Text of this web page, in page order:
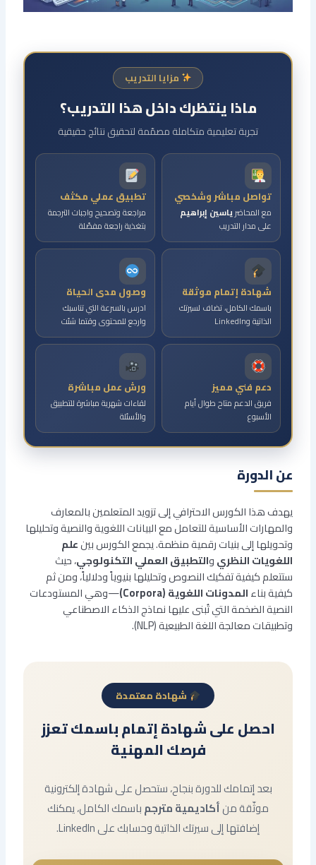
مزايا التدريب
ماذا ينتظرك داخل هذا التدريب؟
تجربة تعليمية متكاملة مصمّمة لتحقيق نتائج حقيقية
تواصل مباشر وشخصي
مع المحاضرياسين إبراهيم
على مدار التدريب
تطبيق عملي مكثف
مراجعة وتصحيح واجبات الترجمة
بتغذية راجعة مفصّلة
شهادة إتمام موثقة
باسمك الكامل، تضاف لسيرتك
الذاتية وLinkedIn
وصول مدى الحياة
ادرس بالسرعة التي تناسبك
وارجع للمحتوى وقتما شئت
دعم فني مميز
فريق الدعم متاح طوال أيام
الأسبوع
ورش عمل مباشرة
لقاءات شهرية مباشرة للتطبيق
والأسئلة
عن الدورة
يهدف هذا الكورس الاحترافي إلى تزويد المتعلمين بالمعارف
والمهارات الأساسية للتعامل مع البيانات اللغوية والنصية وتحليلها
وتحويلها إلى بنيات رقمية منظمة. يجمع الكورس بينعلم
اللغويات النظريوالتطبيق العملي التكنولوجي، حيث
ستتعلم كيفية تفكيك النصوص وتحليلها بنيوياً ودلالياً، ومن ثم
كيفية بناءالمدونات اللغوية (Corpora)
—وهي المستودعات
النصية الضخمة التي تُبنى عليها نماذج الذكاء الاصطناعي
وتطبيقات معالجة اللغة الطبيعية (NLP).
شهادة معتمدة
احصل على شهادة إتمام باسمك تعزز
فرصك المهنية
بعد إتمامك للدورة بنجاح، ستحصل على شهادة إلكترونية
موثّقة منأكاديمية مترجمباسمك الكامل، يمكنك
إضافتها إلى سيرتك الذاتية وحسابك على LinkedIn.